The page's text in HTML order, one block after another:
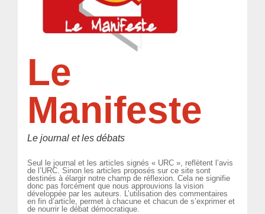
Le
Manifeste
Le journal et les débats
Seul le journal et les articles signés « URC », reflètent l’avis
de l’URC. Sinon les articles proposés sur ce site sont
destinés à élargir notre champ de réflexion. Cela ne signifie
donc pas forcément que nous approuvions la vision
développée par les auteurs. L’utilisation des commentaires
en fin d’article, permet à chacune et chacun de s’exprimer et
de nourrir le débat démocratique.